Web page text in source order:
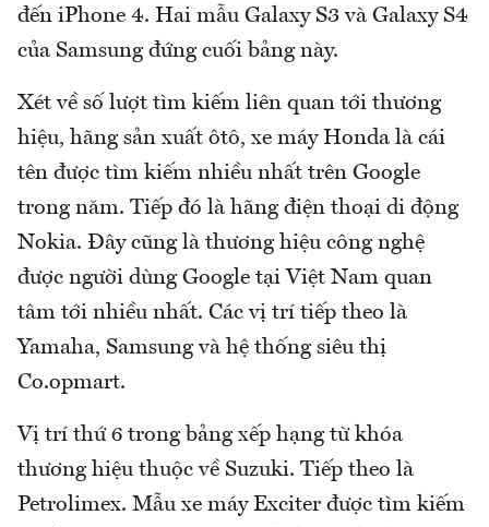
đến iPhone 4. Hai mẫu Galaxy S3 và Galaxy S4
của Samsung đứng cuối bảng này.
Xét về số lượt tìm kiếm liên quan tới thương
hiệu, hãng sản xuất ôtô, xe máy Honda là cái
tên được tìm kiếm nhiều nhất trên Google
trong năm. Tiếp đó là hãng điện thoại di động
Nokia. Đây cũng là thương hiệu công nghệ
được người dùng Google tại Việt Nam quan
tâm tới nhiều nhất. Các vị trí tiếp theo là
Yamaha, Samsung và hệ thống siêu thị
Co.opmart.
Vị trí thứ 6 trong bảng xếp hạng từ khóa
thương hiệu thuộc về Suzuki. Tiếp theo là
Petrolimex. Mẫu xe máy Exciter được tìm kiếm